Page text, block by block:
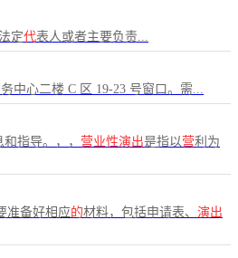
定代表人或者主要负责...
中心二楼 C 区 19-23 号窗口。需...
和指导。，， 营业性演出是指以 营利为
准备好相应的材料，包括申请表、 演出